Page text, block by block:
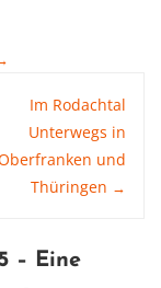
Im Rodachtal
Unterwegs in
und
Thüringen →
– Eine